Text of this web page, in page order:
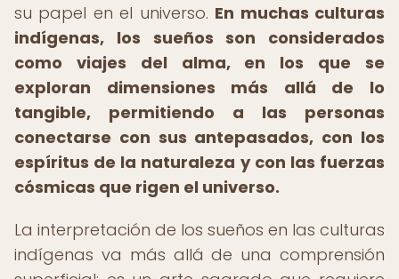
su papel en el universo. En muchas culturas
indígenas, los sueños son considerados
como viajes del alma, en los que se
exploran dimensiones más allá de lo
tangible, permitiendo a las personas
conectarse con sus antepasados, con los
espíritus de la naturaleza y con las fuerzas
cósmicas que rigen el universo.
La interpretación de los sueños en las culturas
indígenas va más allá de una comprensión